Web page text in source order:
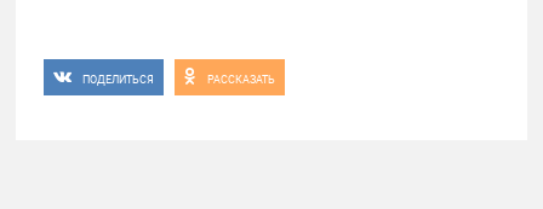
ПОДЕЛИТЬСЯ РАССКАЗАТЬ